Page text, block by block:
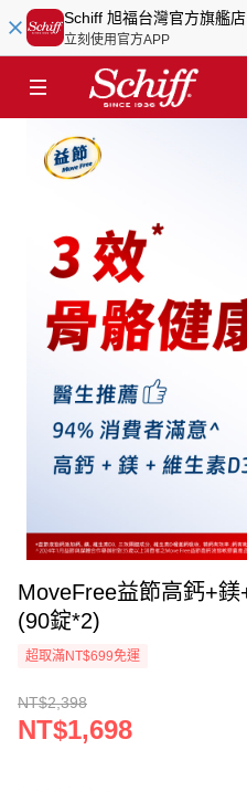
Schiff 旭福台灣官方旗艦店
立刻使用官方APP
MoveFree益節高鈣+
(90錠*2)
超取滿NT$699免運
NT$2,398
NT$1,698